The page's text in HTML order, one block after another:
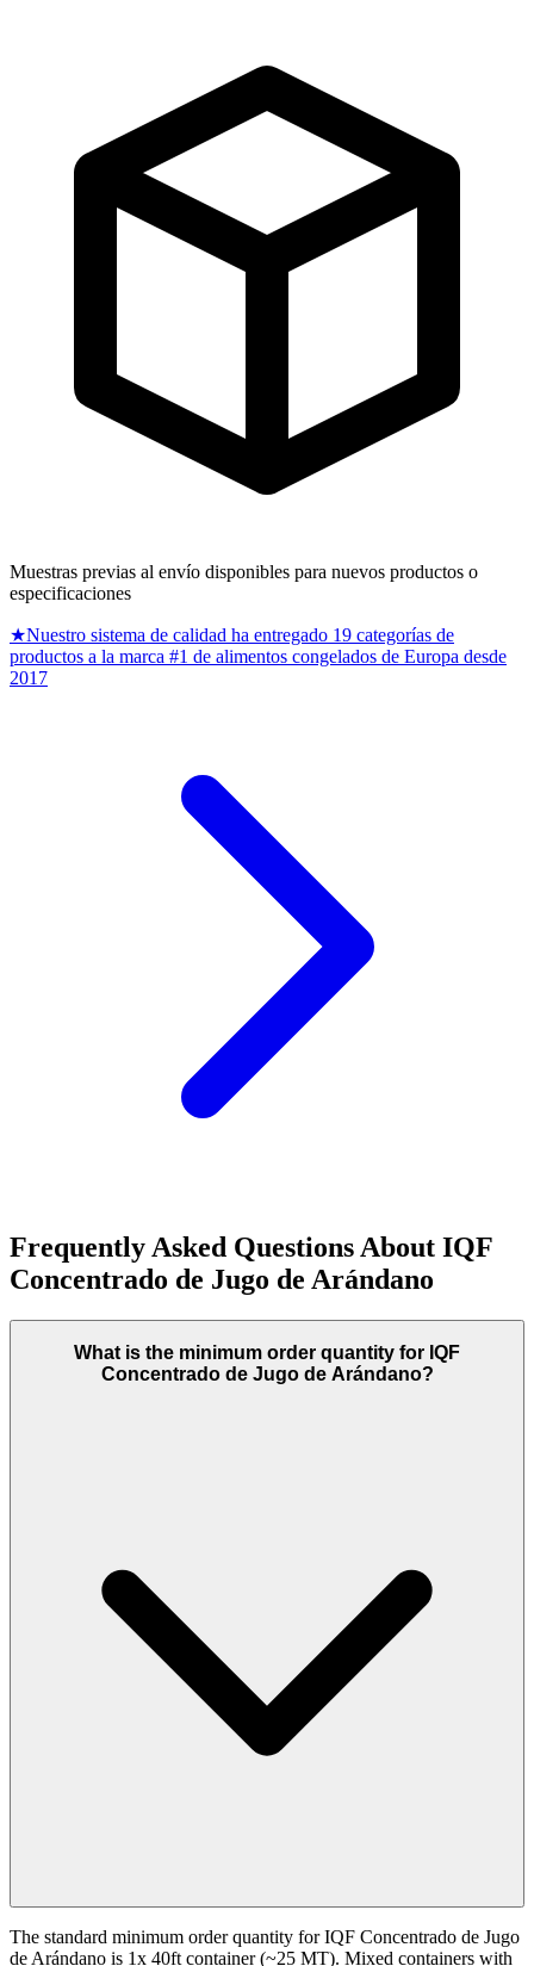
Muestras previas al envío disponibles para nuevos productos o
especificaciones
★Nuestro sistema de calidad ha entregado 19 categorías de
productos a la marca #1 de alimentos congelados de Europa desde
2017
Frequently Asked Questions About IQF
Concentrado de Jugo de Arándano
What is the minimum order quantity for IQF
Concentrado de Jugo de Arándano?
The standard minimum order quantity for IQF Concentrado de Jugo
de Arándano is 1x 40ft container (~25 MT). Mixed containers with